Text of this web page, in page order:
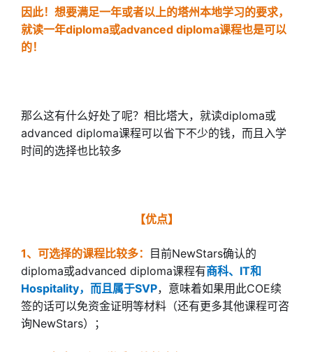
因此！想要满足一年或者以上的塔州本地学习的要求，
就读一年diploma或advanced diploma课程也是可以
的！
那么这有什么好处了呢？相比塔大，就读diploma或
advanced diploma课程可以省下不少的钱，而且入学
时间的选择也比较多
【优点】
1、可选择的课程比较多：
目前NewStars确认的
diploma或advanced diploma课程有商科、IT和
Hospitality，而且属于SVP，意味着如果用此COE续
签的话可以免资金证明等材料（还有更多其他课程可咨
询NewStars）；